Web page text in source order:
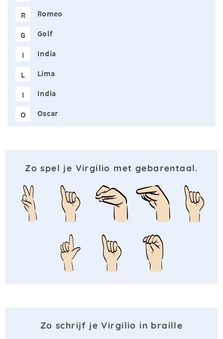
R
Romeo
G Golf
I India
L Lima
I India
O Oscar
Zo spel je Virgilio met gebarentaal.
Zo schrijf je Virgilio in braille